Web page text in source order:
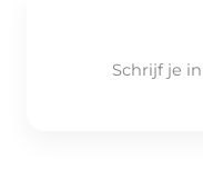
Schrijf je